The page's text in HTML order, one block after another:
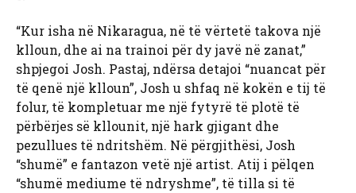
“Kur isha në Nikaragua, në të vërtetë takova një
klloun, dhe ai na trainoi për dy javë në zanat,”
shpjegoi Josh. Pastaj, ndërsa detajoi “nuancat për
të qenë një klloun”, Josh u shfaq në kokën e tij të
folur, të kompletuar me një fytyrë të plotë të
përbërjes së kllounit, një hark gjigant dhe
pezullues të ndritshëm. Në përgjithësi, Josh
“shumë” e fantazon vetë një artist. Atij i pëlqen
“shumë mediume të ndryshme”, të tilla si të